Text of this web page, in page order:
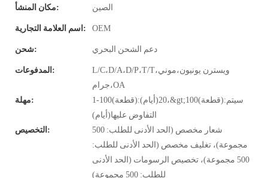
مكان المنشأ: الصين
اسم العلامة التجارية: OEM
شحن: دعم الشحن البحري
المدفوعات:
L/C،D/A،D/P،T/T،ويسترن يونيون،موني
جرام،OA
مهلة:
1-100(قطعة):20(أيام)،&gt;100(قطعة):سيتم
التفاوض عليها(أيام)
التخصيص:
شعار مخصص (الحد الأدنى للطلب: 500
مجموعة)، تغليف مخصص (الحد الأدنى للطلب:
500 مجموعة)، تخصيص الرسومات (الحد الأدنى
للطلب: 500 مجموعة)